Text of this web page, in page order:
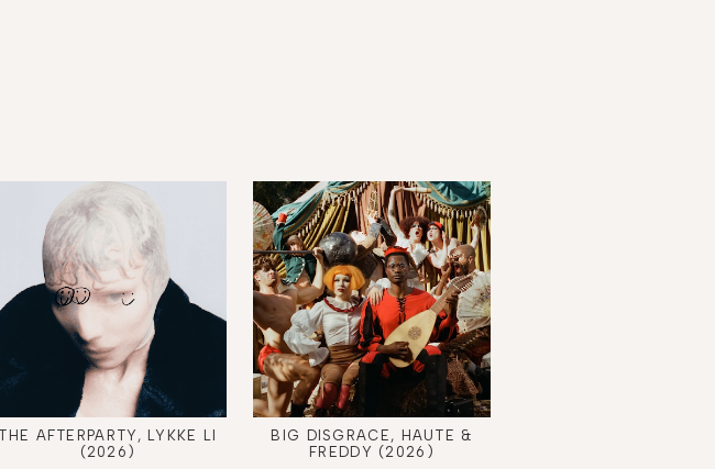
THE AFTERPARTY, LYKKE LI
(2026)
BIG DISGRACE, HAUTE &
FREDDY (2026)